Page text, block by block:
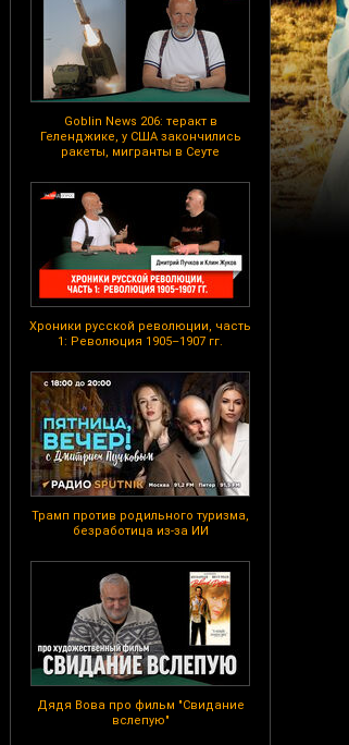
Goblin News 206: теракт в
Геленджике, у США закончились
ракеты, мигранты в Сеуте
Хроники русской революции, часть
1: Революция 1905–1907 гг.
Трамп против родильного туризма,
безработица из-за ИИ
Дядя Вова про фильм "Свидание
вслепую"